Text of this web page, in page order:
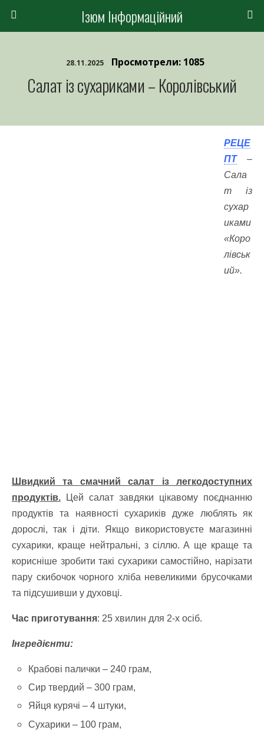
Ізюм Інформаційний
28.11.2025 Просмотрели: 1085
Салат із сухариками – Королівський
РЕЦЕ
ПТ–
Сала
т із
сухар
иками
«Коро
лівськ
ий».
Швидкий та смачний салат із легкодоступних
продуктів. Цей салат завдяки цікавому поєднанню
продуктів та наявності сухариків дуже люблять як
дорослі, так і діти. Якщо використовуєте магазинні
сухарики, краще нейтральні, з сіллю. А ще краще та
корисніше зробити такі сухарики самостійно, нарізати
пару скибочок чорного хліба невеликими брусочками
та підсушивши у духовці.
Час приготування: 25 хвилин для 2-х осіб.
Інгредієнти:
Крабові палички – 240 грам,
Сир твердий – 300 грам,
Яйця курячі – 4 штуки,
Сухарики – 100 грам,